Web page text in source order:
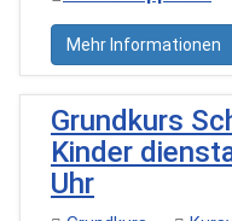
Mehr Informationen
Grundkurs
Kinder
Uhr